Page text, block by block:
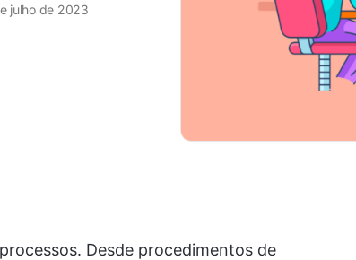
julho de 2023
Desde procedimentos de